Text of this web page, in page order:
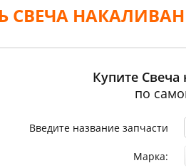
СВЕЧА
Купите
по
Введите название запчасти
Марка: